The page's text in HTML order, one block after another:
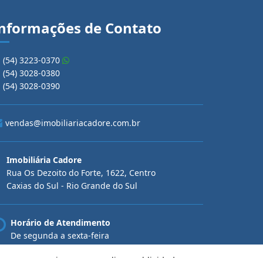
de Contato
(54) 3223-0370
(54) 3028-0380
(54) 3028-0390
vendas@imobiliariacadore.com.br
Imobiliária Cadore
Rua Os Dezoito do Forte, 1622, Centro
Caxias do Sul - Rio Grande do Sul
Horário de Atendimento
De segunda a sexta-feira
Das 08:30 às 12:00 e das 13:30 às 18:00